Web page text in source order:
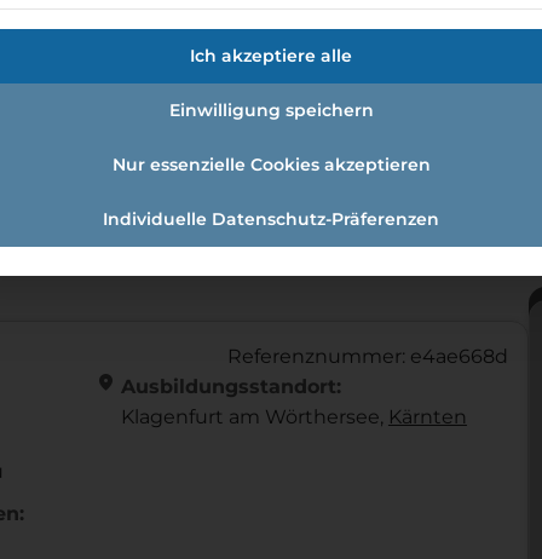
/ Schwerpunkt
Expert - Einzelhandel / Schwerpunkt
Referenznummer: e4ae668d
location_on Ausbildungsstandort:
Klagenfurt am Wörthersee, Kärnten
Ich akzeptiere alle
Einwilligung speichern
Nur essenzielle Cookies akzeptieren
Individuelle Datenschutz-Präferenzen